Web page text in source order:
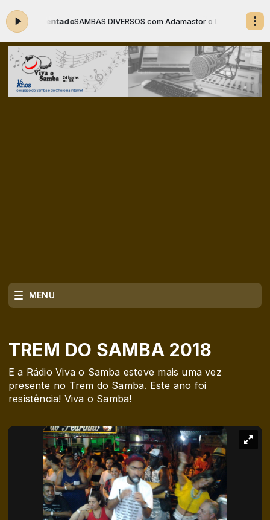
SAMBAS DIVERSOS com Adamastor o Locutor das 09:00 às
MENU
TREM DO SAMBA 2018
E a Rádio Viva o Samba esteve mais uma vez
presente no Trem do Samba. Este ano foi
resistência! Viva o Samba!